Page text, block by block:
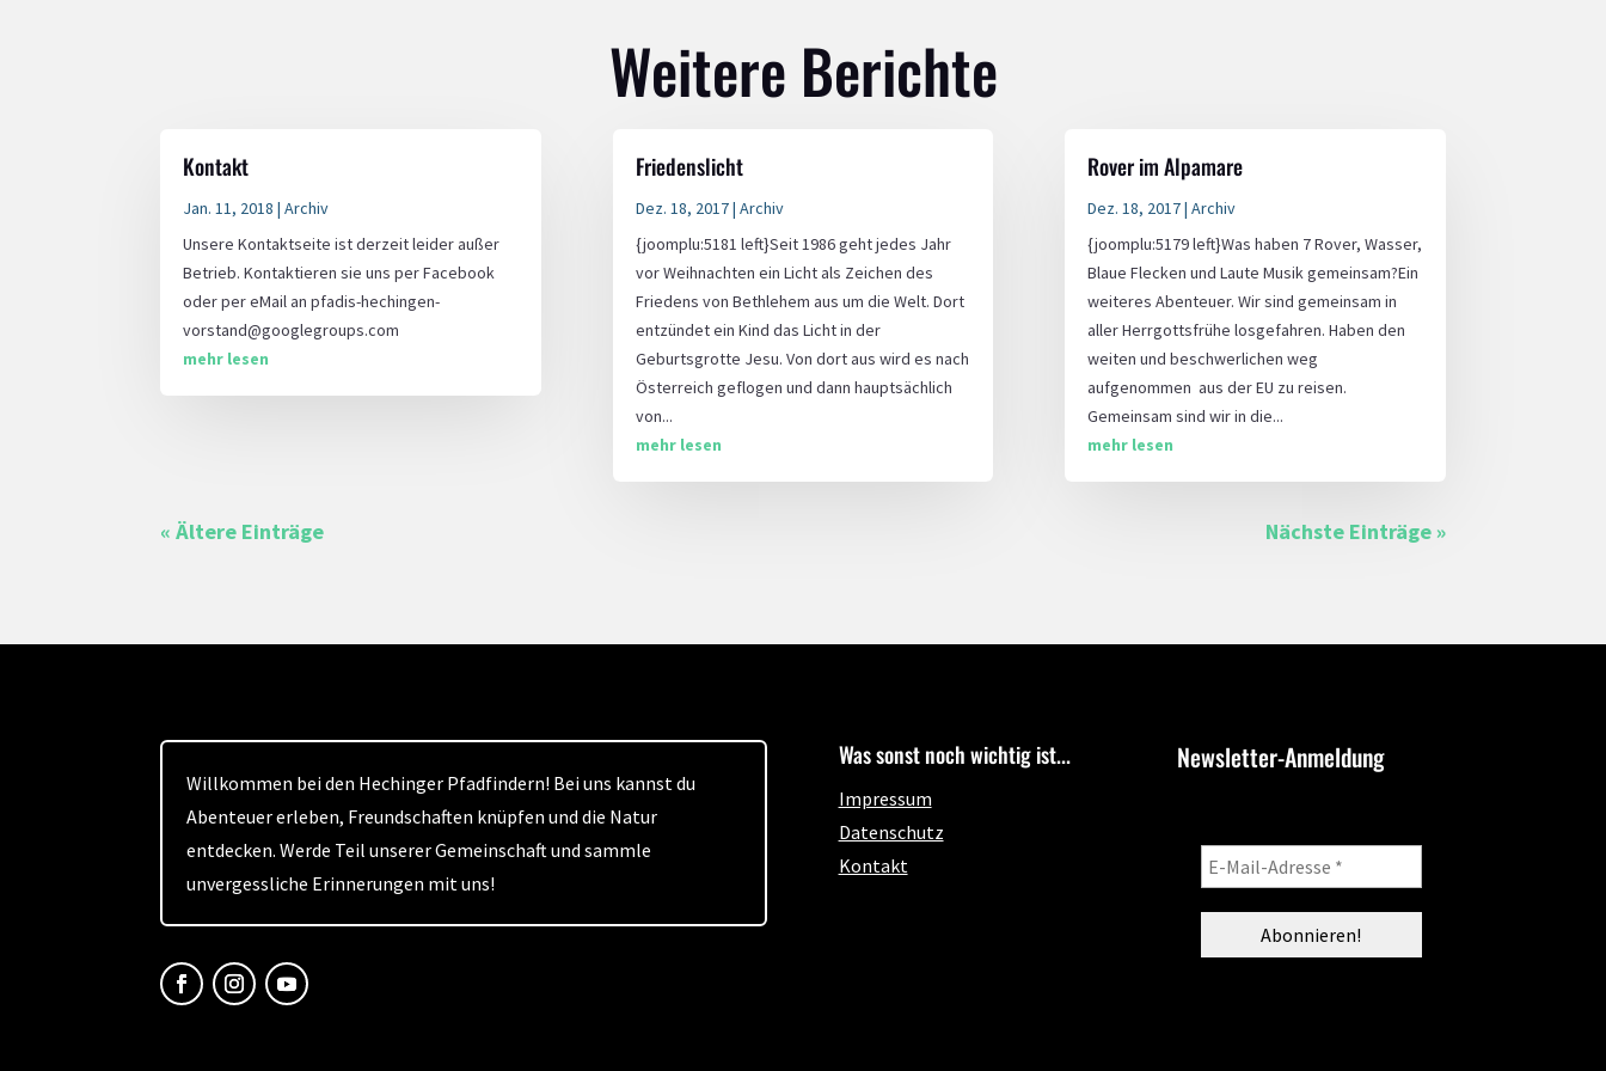
Weitere Berichte
Kontakt
Jan. 11, 2018 |Archiv
Unsere Kontaktseite ist derzeit leider außer
Betrieb. Kontaktieren sie uns per Facebook
oder per eMail an pfadis-hechingen-
vorstand@googlegroups.com
mehr lesen
Friedenslicht
Dez. 18, 2017| Archiv
{joomplu:5181 left}Seit 1986 geht jedes Jahr
vor Weihnachten ein Licht als Zeichen des
Friedens von Bethlehem aus um die Welt. Dort
entzündet ein Kind das Licht in der
Geburtsgrotte Jesu. Von dort aus wird es nach
Österreich geflogen und dann hauptsächlich
von...
mehr lesen
Rover im Alpamare
Dez. 18, 2017| Archiv
{joomplu:5179 left}Was haben 7 Rover, Wasser,
Blaue Flecken und Laute Musik gemeinsam?Ein
weiteres Abenteuer. Wir sind gemeinsam in
aller Herrgottsfrühe losgefahren. Haben den
weiten und beschwerlichen weg
aufgenommen aus der EU zu reisen.
Gemeinsam sind wir in die...
mehr lesen
« Ältere Einträge Nächste Einträge »
Willkommen bei den Hechinger Pfadfindern! Bei uns kannst du
Abenteuer erleben, Freundschaften knüpfen und die Natur
entdecken. Werde Teil unserer Gemeinschaft und sammle
unvergessliche Erinnerungen mit uns!
Was sonst noch wichtig ist...
Impressum
Datenschutz
Kontakt
Newsletter-Anmeldung